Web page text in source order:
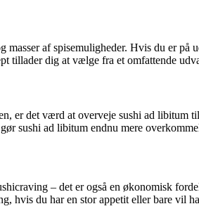
af spisemuligheder. Hvis du er
tillader dig at vælge fra et omfattende
er det værd at overveje sushi ad
sushi ad libitum endnu mere
– det er også en økonomisk
hvis du har en stor appetit eller bare vil